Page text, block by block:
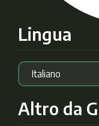
Lingua
Altro da